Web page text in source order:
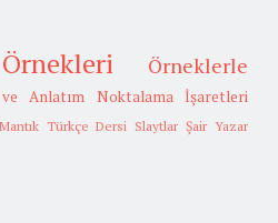
Örneklerle
Anlatım
Noktalama İşaretleri
Türkçe Dersi Slaytlar Şair Yazar